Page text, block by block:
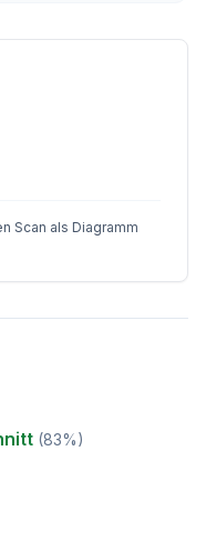
Scan als Diagramm
(83%)